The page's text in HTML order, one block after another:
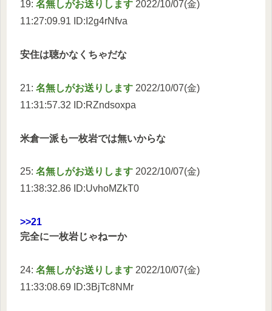
19: 名無しがお送りします 2022/10/07(金)
11:27:09.91 ID:I2g4rNfva
安住は聴かなくちゃだな
21: 名無しがお送りします 2022/10/07(金)
11:31:57.32 ID:RZndsoxpa
米倉一派も一枚岩では無いからな
25: 名無しがお送りします 2022/10/07(金)
11:38:32.86 ID:UvhoMZkT0
>>21
完全に一枚岩じゃねーか
24: 名無しがお送りします 2022/10/07(金)
11:33:08.69 ID:3BjTc8NMr